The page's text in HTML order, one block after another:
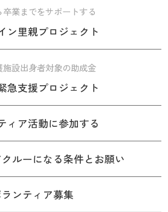
卒業までをサポートする
ン里親プロジェクト
施設出身者対象の助成金
急支援プロジェクト
ィア活動に参加する
ルーになる条件とお願い
ンティア募集